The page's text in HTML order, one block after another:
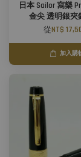
日本 Sailor 寫樂
金尖 透明銀夾
從NT$
加入購